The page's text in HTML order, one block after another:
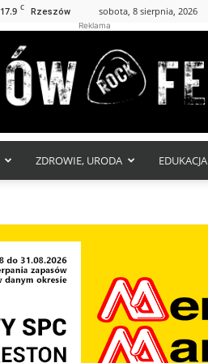
17.9 C Rzeszów sobota, 8 sierpnia, 2026
Reklama
ZDROWIE, URODA EDUKACJA